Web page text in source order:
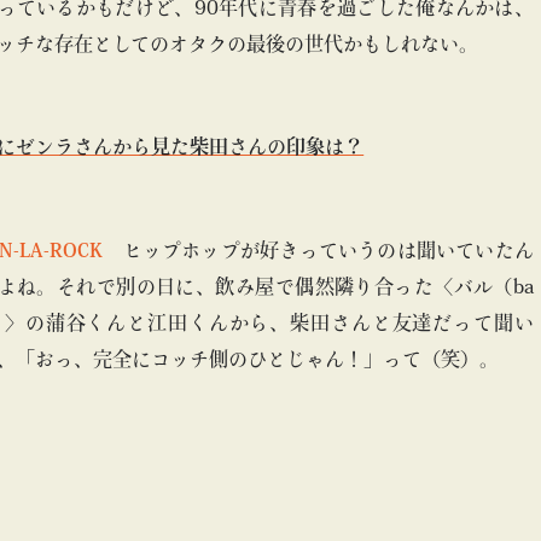
ているかもだけど、90年代に青春を過ごした俺なんかは、
チな存在としてのオタクの最後の世代かもしれない。
ゼンラさんから見た柴田さんの印象は？
LA-ROCK ヒップホップが好きっていうのは聞いていたん
ね。それで別の日に、飲み屋で偶然隣り合った〈バル（ba
の蒲谷くんと江田くんから、柴田さんと友達だって聞い
「おっ、完全にコッチ側のひとじゃん！」って（笑）。